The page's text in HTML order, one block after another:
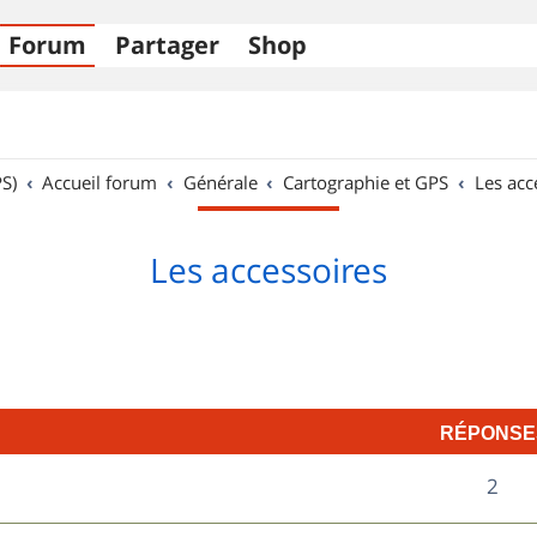
Forum Partager Shop
Accueil forum Générale Cartographie et GPS Les
Les accessoires
2R
é